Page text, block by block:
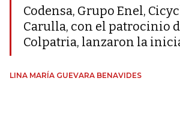
Codensa, Grupo Enel,
Carulla, con el patrocinio
Colpatria, lanzaron la
LINA MARÍA GUEVARA BENAVIDES